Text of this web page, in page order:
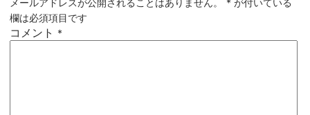
欄は必須項目です
コメント *